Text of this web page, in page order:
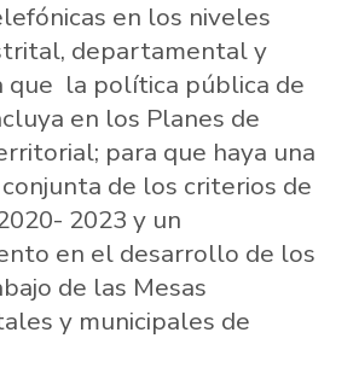
en los niveles
departamental y
que la política pública de
en los Planes de
para que haya una
de los criterios de
2023 y un
en el desarrollo de los
de las Mesas
y municipales de